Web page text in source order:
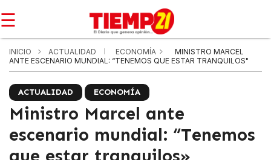
☰
INICIO ACTUALIDAD ECONOMÍA
MINISTRO MARCEL
ANTE ESCENARIO MUNDIAL: “TENEMOS QUE ESTAR TRANQUILOS"
ACTUALIDAD ECONOMÍA
Ministro Marcel ante
escenario mundial: “Tenemos